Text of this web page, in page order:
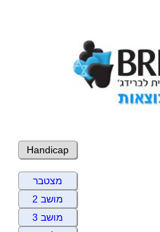
Handicap
מצטבר
מושב 2
מושב 3